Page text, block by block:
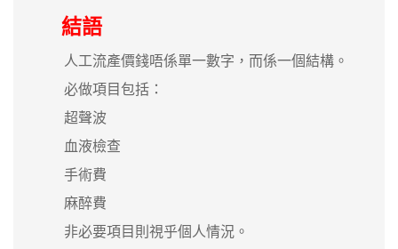
結語
人工流產價錢唔係單一數字，而係一個結構。
必做項目包括：
超聲波
血液檢查
手術費
麻醉費
非必要項目則視乎個人情況。